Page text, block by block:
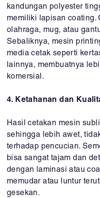
kandungan polyester
memiliki lapisan coating.
olahraga, mug, atau
Sebaliknya, mesin
media cetak seperti
lainnya, membuatnya
komersial.
4. Ketahanan dan
Hasil cetakan mesin
sehingga lebih awet,
terhadap pencucian.
bisa sangat tajam dan
dengan laminasi atau
memudar atau luntur
gesekan.